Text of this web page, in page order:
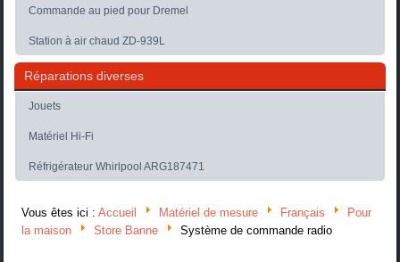
Commande au pied pour Dremel
Station à air chaud ZD-939L
Réparations diverses
Jouets
Matériel Hi-Fi
Réfrigérateur Whirlpool ARG187471
Vous êtes ici :Accueil Matériel de mesure Français
Pour
la maison
Store Banne Système de commande radio